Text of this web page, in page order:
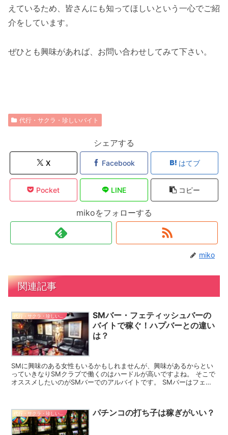
えているため、皆さんにも知ってほしいという一心でご紹
介をしています。
ぜひとも興味があれば、お問い合わせしてみて下さい。
代行・サクラ・珍しいバイト
シェアする
X Facebook はてブ
Pocket LINE コピー
mikoをフォローする
miko
関連記事
SMバー・フェティッシュバーの
バイトで稼ぐ！ハプバーとの違い
は？
SMに興味のある女性もいるかもしれませんが、興味があるからとい
っていきなりSMクラブで働くのはハードルが高いですよね。 そこで
オススメしたいのがSMバーでのアルバイトです。 SMバーはフェテ
パチンコの打ち子は稼ぎがいい？